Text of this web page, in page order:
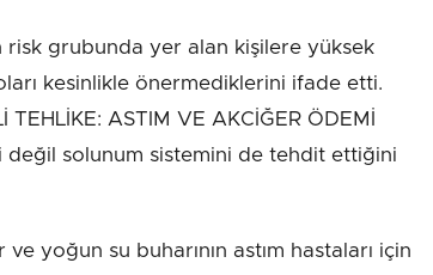
risk grubunda yer alan kişilere yüksek
kesinlikle önermediklerini ifade etti.
ASTIM VE AKCİĞER ÖDEMİ
değil solunum sistemini de tehdit ettiğini
yoğun su buharının astım hastaları için